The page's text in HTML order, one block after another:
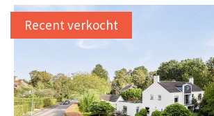
Recent verkocht